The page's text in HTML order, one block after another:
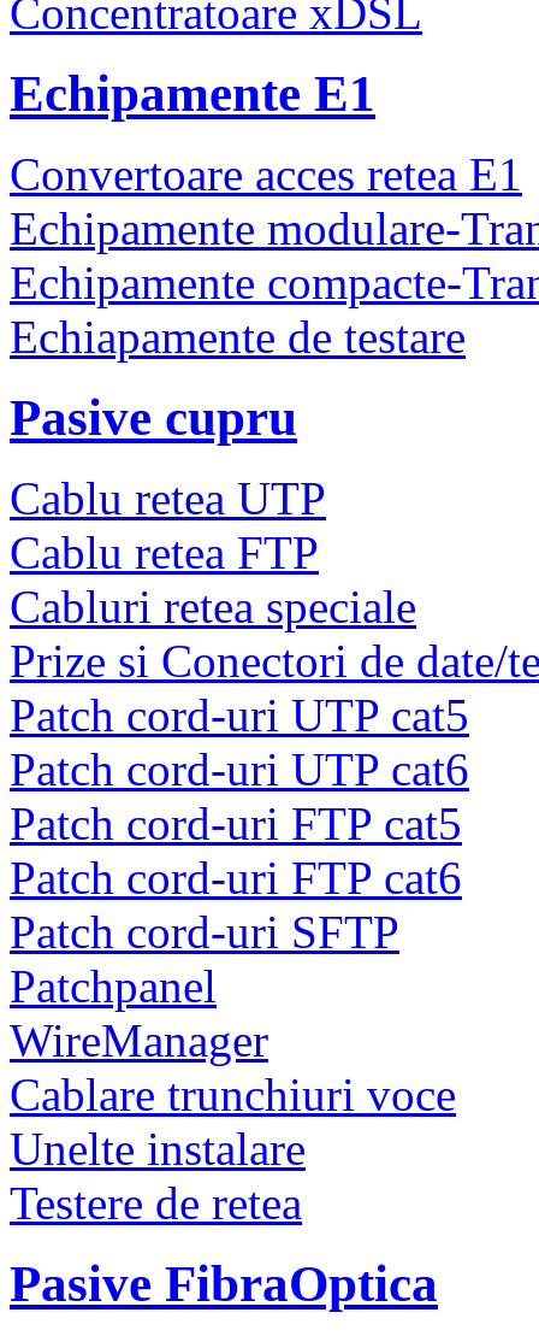
Concentratoare xDSL
Echipamente E1
Convertoare acces retea E1
Echipamente modulare-
Echipamente compacte-
Echiapamente de testare
Pasive cupru
Cablu retea UTP
Cablu retea FTP
Cabluri retea speciale
Prize si Conectori de date/
Patch cord-uri UTP cat5
Patch cord-uri UTP cat6
Patch cord-uri FTP cat5
Patch cord-uri FTP cat6
Patch cord-uri SFTP
Patchpanel
WireManager
Cablare trunchiuri voce
Unelte instalare
Testere de retea
Pasive FibraOptica